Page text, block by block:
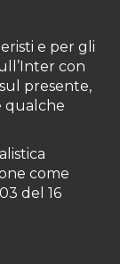
e per gli
con
presente,
qualche
come
del 16